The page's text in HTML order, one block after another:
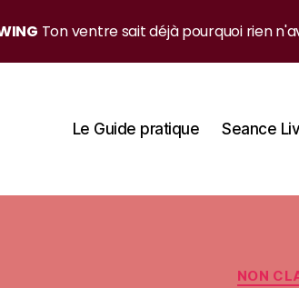
Le Guide pratique Seance
NON
Ton ventre sait déjà pourquoi rien